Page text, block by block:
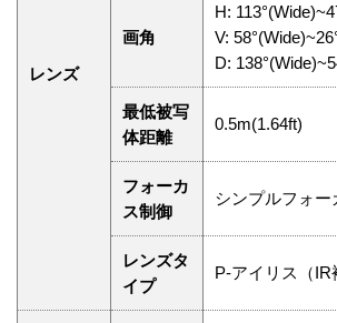
レンズ
画角
H:
V:
D:
最低被写
体距離
0.5m(1.64ft)
フォーカ
ス制御
シンプルフォ
レンズタ
イプ
P-アイリス（IR